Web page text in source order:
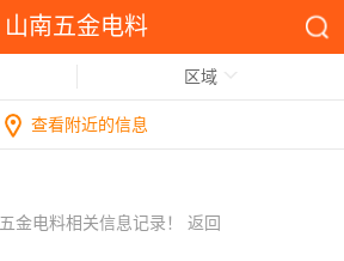
山南五金电料
区域
查看附近的信息
金电料相关信息记录！ 返回